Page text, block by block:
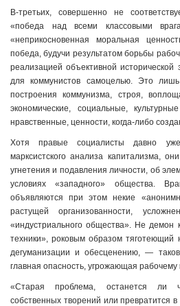
В-третьих, совершенно не
«победа над всеми классовыми
«неприкосновенная моральная
победа, будучи результатом борьбы
реализацией объективной исторической
для коммунистов самоцелью. Это
построения коммунизма, строя,
экономические, социальные,
нравственные, ценности, когда-либо
Хотя правые социалисты давно
марксистского анализа капитализма,
угнетения и подавления личности, об
условиях «западного» общества.
объявляются при этом некие
растущей организованности,
«индустриального общества». Не демон
техники», роковым образом тяготеющий
дегуманизации и обесценению, —
главная опасность, угрожающая рабочему
«Старая проблема, останется ли
собственных творений или превратится